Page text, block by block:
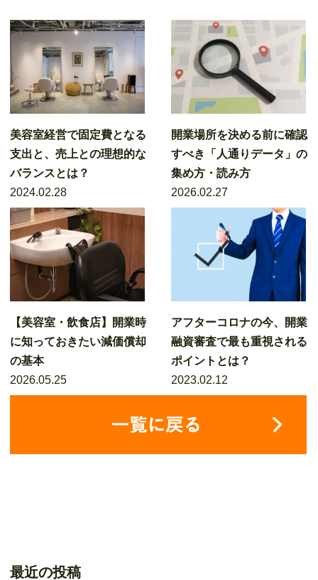
美容室経営で固定費となる
支出と、売上との理想的な
バランスとは？
2024.02.28
開業場所を決める前に確認
すべき「人通りデータ」の
集め方・読み方
2026.02.27
【美容室・飲食店】開業時
に知っておきたい減価償却
の基本
2026.05.25
アフターコロナの今、開業
融資審査で最も重視される
ポイントとは？
2023.02.12
最近の投稿